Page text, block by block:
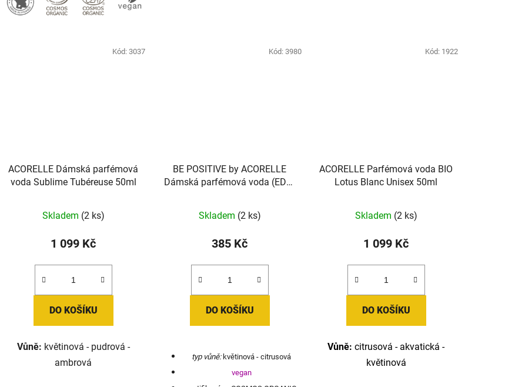
ACORELLE Dámská parfémová
voda Sublime Tubéreuse 50ml
Skladem (2 ks)
1 099 Kč
DO KOŠÍKU
Vůně: květinová - pudrová -
ambrová
Kód: 3037
BE POSITIVE by ACORELLE
Dámská parfémová voda (EDP)
Skladem (2 ks)
385 Kč
DO KOŠÍKU
typ vůně:květinová - citrusová
vegan
Kód: 3980
ACORELLE Parfémová voda BIO
Lotus Blanc Unisex 50ml
Skladem (2 ks)
1 099 Kč
DO KOŠÍKU
Vůně: citrusová - akvatická -
květinová
Kód: 1922